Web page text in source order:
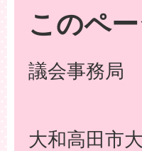
このペ
議会事務局
大和高田市